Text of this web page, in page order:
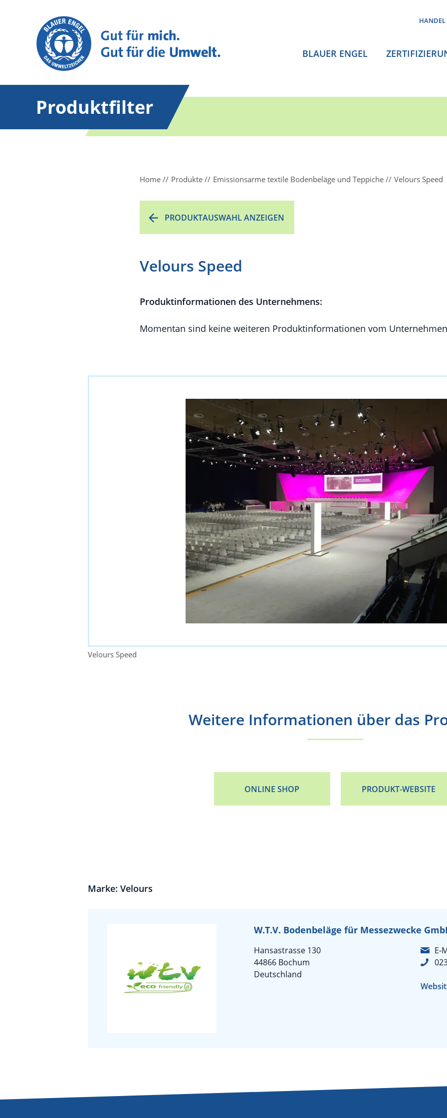
HANDEL
BLAUER ENGEL
Produktfilter
Home Produkte Emissionsarme textile Bodenbeläge und Teppiche Velours Speed
PRODUKTAUSWAHL ANZEIGEN
Velours Speed
Produktinformationen des Unternehmens:
Momentan sind keine weiteren Produktinformationen vom
Velours Speed
Weitere Informationen über das
ONLINE SHOP PRODUKT-WEBSITE
Marke: Velours
W.T.V. Bodenbeläge für Messezwecke
Hansastrasse 130
44866 Bochum
Deutschland
E-